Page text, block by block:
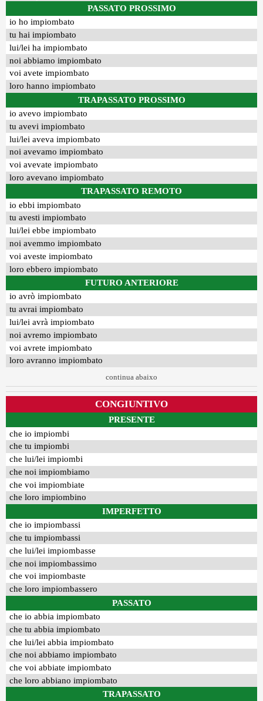
PASSATO PROSSIMO
io ho impiombato
tu hai impiombato
lui/lei ha impiombato
noi abbiamo impiombato
voi avete impiombato
loro hanno impiombato
TRAPASSATO PROSSIMO
io avevo impiombato
tu avevi impiombato
lui/lei aveva impiombato
noi avevamo impiombato
voi avevate impiombato
loro avevano impiombato
TRAPASSATO REMOTO
io ebbi impiombato
tu avesti impiombato
lui/lei ebbe impiombato
noi avemmo impiombato
voi aveste impiombato
loro ebbero impiombato
FUTURO ANTERIORE
io avrò impiombato
tu avrai impiombato
lui/lei avrà impiombato
noi avremo impiombato
voi avrete impiombato
loro avranno impiombato
continua abaixo
CONGIUNTIVO
PRESENTE
che io impiombi
che tu impiombi
che lui/lei impiombi
che noi impiombiamo
che voi impiombiate
che loro impiombino
IMPERFETTO
che io impiombassi
che tu impiombassi
che lui/lei impiombasse
che noi impiombassimo
che voi impiombaste
che loro impiombassero
PASSATO
che io abbia impiombato
che tu abbia impiombato
che lui/lei abbia impiombato
che noi abbiamo impiombato
che voi abbiate impiombato
che loro abbiano impiombato
TRAPASSATO